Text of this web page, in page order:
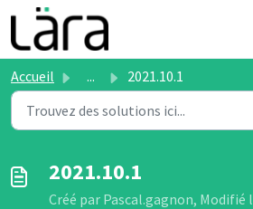
Passer au contenu principal
Accueil ... 2021.10.1
2021.10.1
Créé par Pascal.gagnon, Modifié